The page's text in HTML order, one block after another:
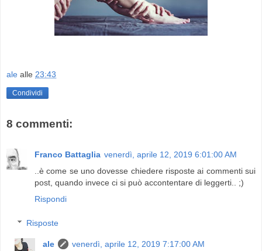
ale alle 23:43
Condividi
8 commenti:
Franco Battaglia venerdì, aprile 12, 2019 6:01:00 AM
..è come se uno dovesse chiedere risposte ai commenti sui
post, quando invece ci si può accontentare di leggerti.. ;)
Rispondi
Risposte
ale
venerdì, aprile 12, 2019 7:17:00 AM